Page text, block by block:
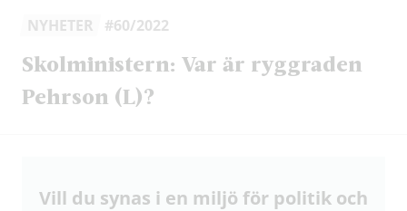
NYHETER #60/2022
Skolministern: Var är ryggraden
Pehrson (L)?
Vill du synas i en miljö för politik och